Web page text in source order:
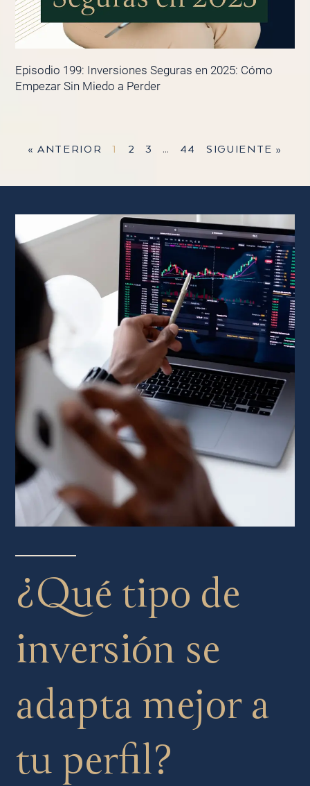
Episodio 199: Inversiones Seguras en 2025: Cómo
Empezar Sin Miedo a Perder
« ANTERIOR 1 2 3 … 44 SIGUIENTE »
¿Qué tipo de
inversión se
adapta mejor a
tu perfil?